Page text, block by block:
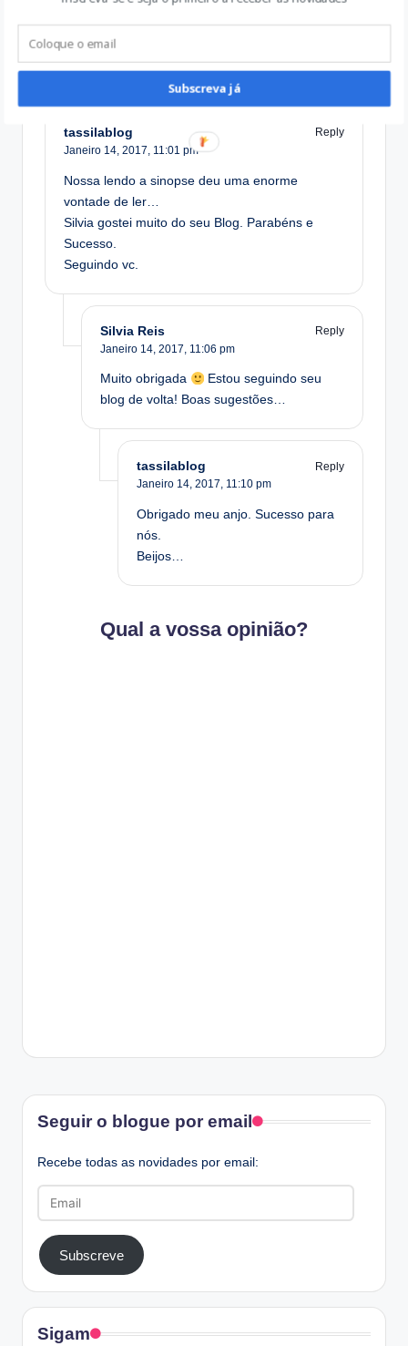
Comments
tassilablog
Reply
Janeiro 14, 2017, 11:01 pm
Nossa lendo a sinopse deu uma enorme
vontade de ler…
Silvia gostei muito do seu Blog. Parabéns e
Sucesso.
Seguindo vc.
Silvia Reis
Reply
Janeiro 14, 2017, 11:06 pm
Muito obrigada
Estou seguindo seu
blog de volta! Boas sugestões…
tassilablog
Reply
Janeiro 14, 2017, 11:10 pm
Obrigado meu anjo. Sucesso para
nós.
Beijos…
Qual a vossa opinião?
Seguir o blogue por email
Recebe todas as novidades por email:
Subscreve
Sigam
Subscreva já